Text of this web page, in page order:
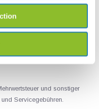
unserer Mitarbeiter
und sonstiger
Servicegebühren.